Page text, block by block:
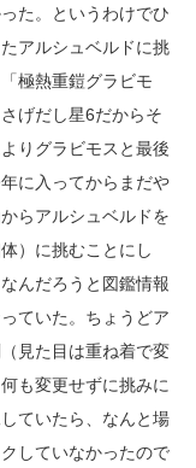
た。というわけでひ
アルシュベルドに挑
極熱重鎧グラビモ
げだし星6だからそ
りグラビモスと最後
に入ってからまだや
らアルシュベルドを
）に挑むことにし
んだろうと図鑑情報
ていた。ちょうどア
見た目は重ね着で変
も変更せずに挑みに
ていたら、なんと場
していなかったので